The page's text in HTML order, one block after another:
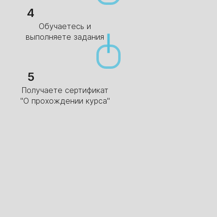
4
Обучаетесь и
выполняете задания
5
Получаете сертификат
"О прохождении курса"